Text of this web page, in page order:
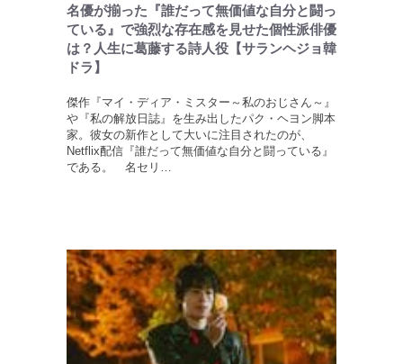
名優が揃った『誰だって無価値な自分と闘っ
ている』で強烈な存在感を見せた個性派俳優
は？人生に葛藤する詩人役【サランヘジョ韓
ドラ】
傑作『マイ・ディア・ミスター～私のおじさん～』
や『私の解放日誌』を生み出したパク・ヘヨン脚本
家。彼女の新作として大いに注目されたのが、
Netflix配信『誰だって無価値な自分と闘っている』
である。 名セリ…